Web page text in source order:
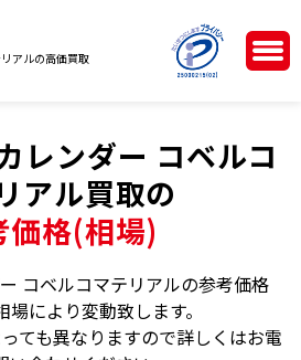
アルの高価買取
レンダー コベルコ
アル買取の
価格(相場)
コベルコマテリアルの参考価格
場により変動致します。
ても異なりますので詳しくはお電